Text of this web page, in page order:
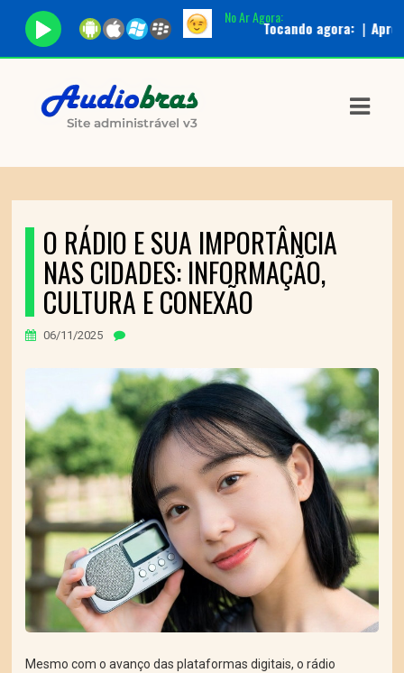
No Ar Agora:
Tocando agora:|
O RÁDIO E SUA IMPORTÂNCIA
NAS CIDADES: INFORMAÇÃO,
CULTURA E CONEXÃO
06/11/2025
Mesmo com o avanço das plataformas digitais, o rádio